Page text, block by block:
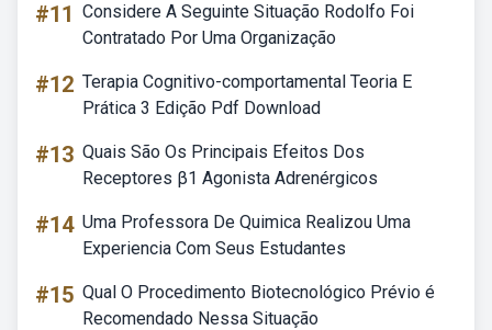
#11 Considere A Seguinte Situação Rodolfo Foi
Contratado Por Uma Organização
#12 Terapia Cognitivo-comportamental Teoria E
Prática 3 Edição Pdf Download
#13 Quais São Os Principais Efeitos Dos
Receptores β1 Agonista Adrenérgicos
#14 Uma Professora De Quimica Realizou Uma
Experiencia Com Seus Estudantes
#15 Qual O Procedimento Biotecnológico Prévio é
Recomendado Nessa Situação